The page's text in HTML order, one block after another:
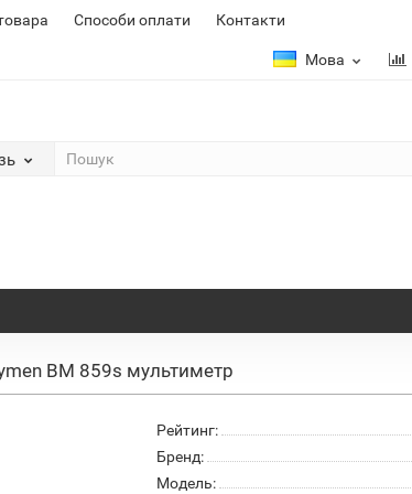
Способи оплати Контакти
Мова
ВМ 859s мультиметр
Рейтинг:
Бренд:
Модель: